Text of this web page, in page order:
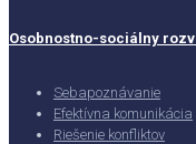
Osobnostno-sociálny
Sebapoznávanie
Efektívna komunikácia
Riešenie konfliktov